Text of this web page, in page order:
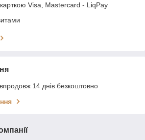
Visa, Mastercard - LiqPay
14 днів безкоштовно